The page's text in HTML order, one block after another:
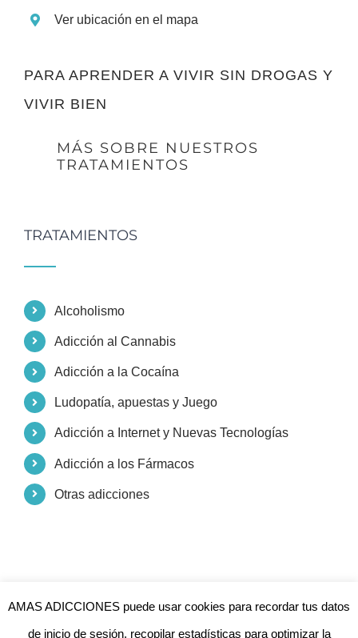
Ver ubicación en el mapa
PARA APRENDER A VIVIR SIN DROGAS Y
VIVIR BIEN
MÁS SOBRE NUESTROS
TRATAMIENTOS
TRATAMIENTOS
Alcoholismo
Adicción al Cannabis
Adicción a la Cocaína
Ludopatía, apuestas y Juego
Adicción a Internet y Nuevas Tecnologías
Adicción a los Fármacos
Otras adicciones
AMAS ADICCIONES puede usar cookies para recordar tus datos
de inicio de sesión, recopilar estadísticas para optimizar la